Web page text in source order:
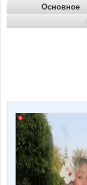
Основное